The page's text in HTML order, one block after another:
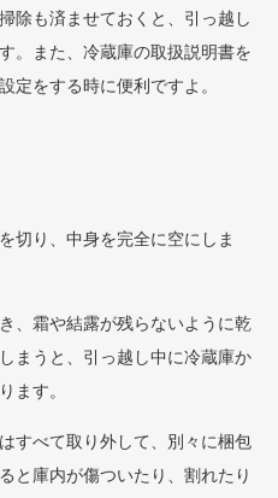
除も済ませておくと、引っ越し
。また、冷蔵庫の取扱説明書を
定をする時に便利ですよ。
切り、中身を完全に空にしま
、霜や結露が残らないように乾
まうと、引っ越し中に冷蔵庫か
ます。
すべて取り外して、別々に梱包
と庫内が傷ついたり、割れたり